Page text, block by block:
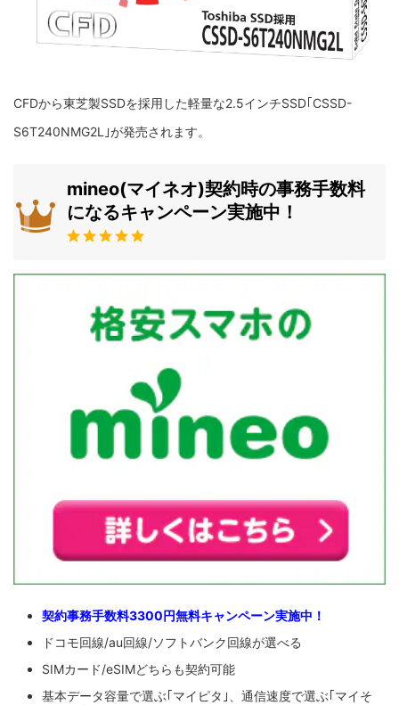
CFDから東芝製SSDを採用した軽量な2.5インチSSD｢CSSD-
S6T240NMG2L｣が発売されます。
mineo(マイネオ)契約時の事務手数料
になるキャンペーン実施中！
契約事務手数料3300円無料キャンペーン実施中！
ドコモ回線/au回線/ソフトバンク回線が選べる
SIMカード/eSIMどちらも契約可能
基本データ容量で選ぶ｢マイピタ｣、通信速度で選ぶ｢マイそ